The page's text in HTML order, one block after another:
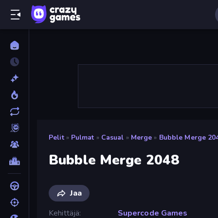
Pelit » Pulmat » Casual » Merge » Bubble Merge
Bubble Merge 2048
Jaa
Kehittäjä
Supercode Games